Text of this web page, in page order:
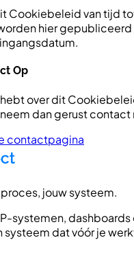
Cookiebeleid van tijd
hier
Op
hebt over dit
dan gerust contact
contactpagina
jouw systeem.
systemen, dashboards
systeem dat vóór je